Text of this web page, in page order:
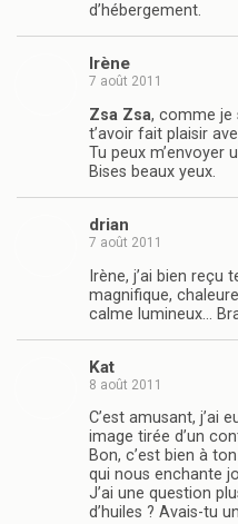
d’hébergement.
Irène
7 août 2011
Zsa Zsa, comme je
t’avoir fait plaisir
Tu peux m’envoyer
Bises beaux yeux.
drian
7 août 2011
Irène, j’ai bien reçu
magnifique,
calme lumineux…
Kat
8 août 2011
C’est amusant, j’ai
image tirée d’un
Bon, c’est bien à
qui nous enchante
J’ai une question
d’huiles ? Avais-tu